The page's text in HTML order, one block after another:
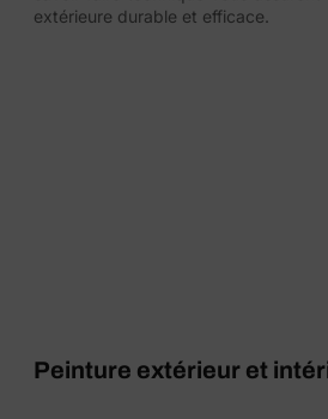
extérieure durable et efficace.
Peinture extérieur et